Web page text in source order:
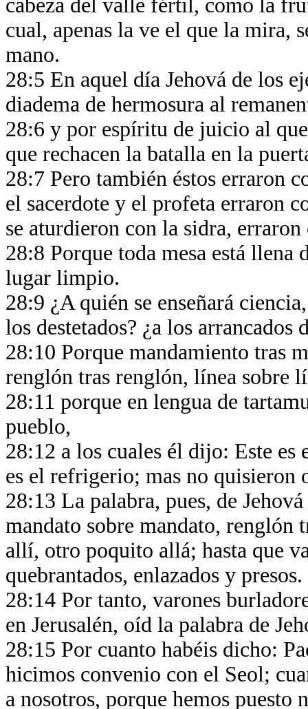
cabeza del valle fértil, como la
cual, apenas la ve el que la mira,
mano.
28:5 En aquel día Jehová de los
diadema de hermosura al
28:6 y por espíritu de juicio al
que rechacen la batalla en la
28:7 Pero también éstos erraron
el sacerdote y el profeta erraron
se aturdieron con la sidra,
28:8 Porque toda mesa está llena
lugar limpio.
28:9 ¿A quién se enseñará
los destetados? ¿a los arrancados
28:10 Porque mandamiento tras
renglón tras renglón, línea
28:11 porque en lengua de
pueblo,
28:12 a los cuales él dijo: Este es
es el refrigerio; mas no quisieron
28:13 La palabra, pues, de
mandato sobre mandato, renglón
allí, otro poquito allá; hasta que
quebrantados, enlazados y presos.
28:14 Por tanto, varones
en Jerusalén, oíd la palabra de
28:15 Por cuanto habéis dicho:
hicimos convenio con el Seol;
a nosotros, porque hemos